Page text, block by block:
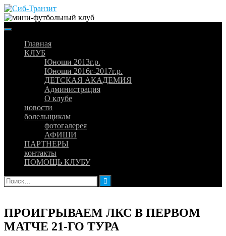
Skip
to
content
Главная
КЛУБ
Юноши 2013г.р.
Юноши 2016г-2017г.р.
ДЕТСКАЯ АКАДЕМИЯ
Администрация
О клубе
новости
болельщикам
фотогалерея
АФИШИ
ПАРТНЕРЫ
контакты
ПОМОЩЬ КЛУБУ
Найти:
ПРОИГРЫВАЕМ ЛКС В ПЕРВОМ
МАТЧЕ 21-ГО ТУРА